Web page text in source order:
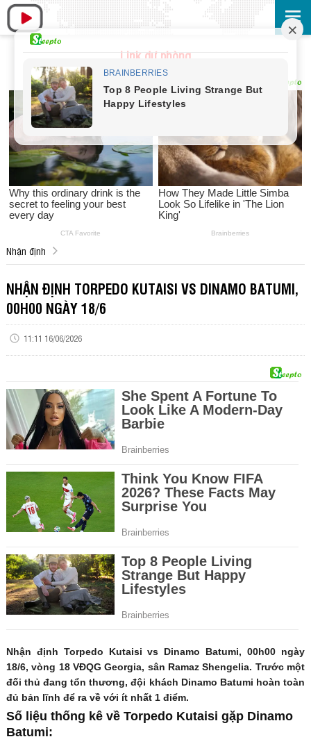
Link dự phòng
Nhận định
NHẬN ĐỊNH TORPEDO KUTAISI VS DINAMO BATUMI,
00H00 NGÀY 18/6
11:11 16/06/2026
Nhận định Torpedo Kutaisi vs Dinamo Batumi, 00h00 ngày
18/6, vòng 18 VĐQG Georgia, sân Ramaz Shengelia. Trước một
đối thủ đang tổn thương, đội khách Dinamo Batumi hoàn toàn
đủ bản lĩnh để ra về với ít nhất 1 điểm.
Số liệu thống kê về Torpedo Kutaisi gặp Dinamo
Batumi: